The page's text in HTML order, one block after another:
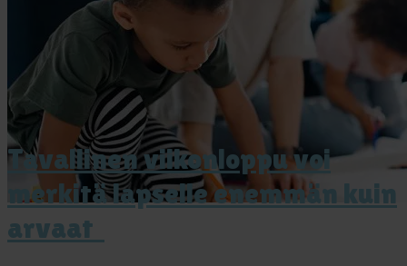
Ta­val­li­nen vii­kon­lop­pu voi
mer­ki­tä lap­sel­le enem­män kuin
ar­vaat